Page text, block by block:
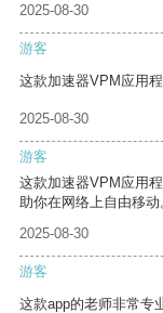
2025-08-30
游客
这款加速器VPM应用
2025-08-30
游客
这款加速器VPM应用
助你在网络上自由移动
2025-08-30
游客
这款app的老师非常专